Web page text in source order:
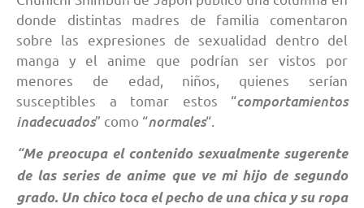
donde distintas madres de familia comentaron
sobre las expresiones de sexualidad dentro del
manga y el anime que podrían ser vistos por
menores de edad, niños, quienes serían
susceptibles a tomar estos “comportamientos
inadecuados” como “normales“.
“Me preocupa el contenido sexualmente sugerente
de las series de anime que ve mi hijo de segundo
grado. Un chico toca el pecho de una chica y su ropa